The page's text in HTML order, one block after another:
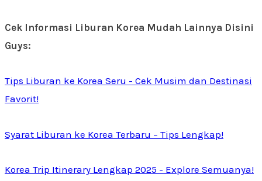
Cek Informasi Liburan Korea Mudah Lainnya Disini
Guys:
Tips Liburan ke Korea Seru - Cek Musim dan Destinasi
Favorit!
Syarat Liburan ke Korea Terbaru – Tips Lengkap!
Korea Trip Itinerary Lengkap 2025 - Explore Semuanya!